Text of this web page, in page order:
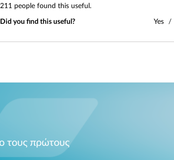
211 people found this useful.
Did you find this useful? Yes
τους πρώτους